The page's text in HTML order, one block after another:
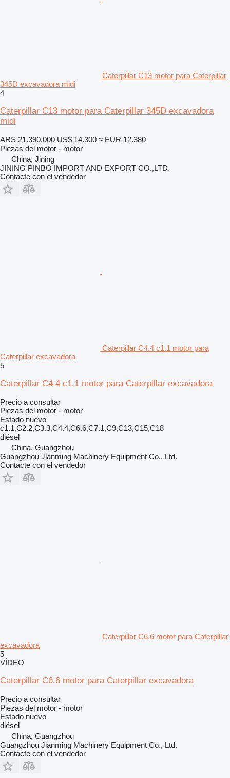
Caterpillar C13 motor para Caterpillar
345D excavadora midi
4
Caterpillar C13 motor para Caterpillar 345D excavadora
midi
ARS 21.390.000 US$ 14.300 ≈ EUR 12.380
Piezas del motor - motor
China, Jining
JINING PINBO IMPORT AND EXPORT CO.,LTD.
Contacte con el vendedor
Caterpillar C4.4 c1.1 motor para
Caterpillar excavadora
5
Caterpillar C4.4 c1.1 motor para Caterpillar excavadora
Precio a consultar
Piezas del motor - motor
Estado nuevo
c1.1,C2.2,C3.3,C4.4,C6.6,C7.1,C9,C13,C15,C18
diésel
China, Guangzhou
Guangzhou Jianming Machinery Equipment Co., Ltd.
Contacte con el vendedor
Caterpillar C6.6 motor para Caterpillar
excavadora
5
VÍDEO
Caterpillar C6.6 motor para Caterpillar excavadora
Precio a consultar
Piezas del motor - motor
Estado nuevo
diésel
China, Guangzhou
Guangzhou Jianming Machinery Equipment Co., Ltd.
Contacte con el vendedor